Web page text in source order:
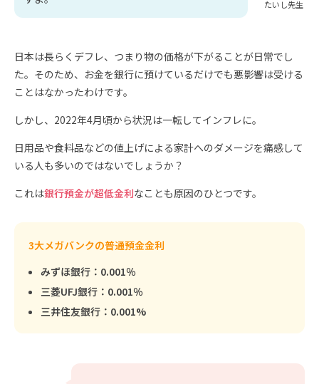
たいし先生
日本は長らくデフレ、つまり物の価格が下がることが日常でし
た。そのため、お金を銀行に預けているだけでも悪影響は受ける
ことはなかったわけです。
しかし、2022年4月頃から状況は一転してインフレに。
日用品や食料品などの値上げによる家計へのダメージを痛感して
いる人も多いのではないでしょうか？
これは銀行預金が超低金利なことも原因のひとつです。
3大メガバンクの普通預金金利
みずほ銀行：0.001％
三菱UFJ銀行：0.001％
三井住友銀行：0.001%